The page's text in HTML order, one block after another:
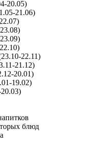
20.05)
21.06)
22.11)
21.12)
20.01)
19.02)
блюд